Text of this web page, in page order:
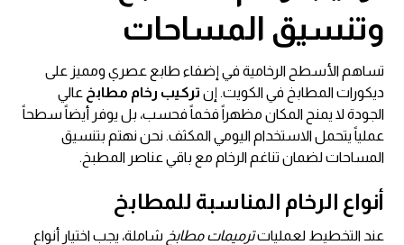
وتنسيق المساحات
تساهم الأسطح الرخامية في إضفاء طابع عصري ومميز على
ديكورات المطابخ في الكويت. إن تركيب رخام مطابخ عالي
الجودة لا يمنح المكان مظهراً فخماً فحسب، بل يوفر أيضاً سطحاً
عملياً يتحمل الاستخدام اليومي المكثف. نحن نهتم بتنسيق
المساحات لضمان تناغم الرخام مع باقي عناصر المطبخ.
أنواع الرخام المناسبة للمطابخ
عند التخطيط لعملياتترميمات مطابخ شاملة، يجب اختيار أنواع